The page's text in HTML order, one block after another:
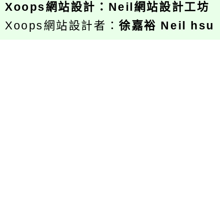
Xoops網站設計 ： Neil網站設計工坊
Xoops網站設計者：徐嘉裕 Neil hsu